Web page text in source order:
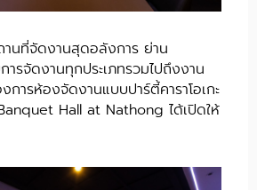
ดงานสุดอลังการ ย่าน
รจัดงานทุกประเภทรวมไปถึงงาน
ารห้องจัดงานแบบปาร์ตี้คาราโอเกะ
Hall at Nathong ได้เปิดให้